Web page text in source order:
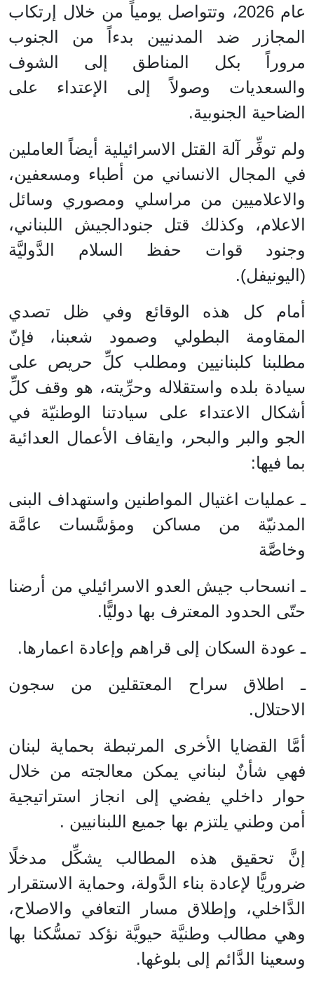
عام 2026، وتتواصل يومياً من خلال إرتكاب
المجازر ضد المدنيين بدءاً من الجنوب
مروراً بكل المناطق إلى الشوف
والسعديات وصولاً إلى الإعتداء على
الضاحية الجنوبية.
ولم توفِّر آلة القتل الاسرائيلية أيضاً العاملين
في المجال الانساني من أطباء ومسعفين،
والاعلاميين من مراسلي ومصوري وسائل
الاعلام، وكذلك قتل جنودالجيش اللبناني،
وجنود قوات حفظ السلام الدَّوليَّة
(اليونيفل).
أمام كل هذه الوقائع وفي ظل تصدي
المقاومة البطولي وصمود شعبنا، فإنّ
مطلبنا كلبنانيين ومطلب كلِّ حريص على
سيادة بلده واستقلاله وحرِّيته، هو وقف كلِّ
أشكال الاعتداء على سيادتنا الوطنيّة في
الجو والبر والبحر، وايقاف الأعمال العدائية
بما فيها:
ـ عمليات اغتيال المواطنين واستهداف البنى
المدنيّة من مساكن ومؤسَّسات عامَّة
وخاصَّة
ـ انسحاب جيش العدو الاسرائيلي من أرضنا
حتّى الحدود المعترف بها دوليًّا.
ـ عودة السكان إلى قراهم وإعادة اعمارها.
ـ اطلاق سراح المعتقلين من سجون
الاحتلال.
أمَّا القضايا الأخرى المرتبطة بحماية لبنان
فهي شأنٌ لبناني يمكن معالجته من خلال
حوار داخلي يفضي إلى انجاز استراتيجية
أمن وطني يلتزم بها جميع اللبنانيين .
إنَّ تحقيق هذه المطالب يشكِّل مدخلًا
ضروريًّا لإعادة بناء الدَّولة، وحماية الاستقرار
الدَّاخلي، وإطلاق مسار التعافي والاصلاح،
وهي مطالب وطنيَّة حيويَّة نؤكد تمسُّكنا بها
وسعينا الدَّائم إلى بلوغها.